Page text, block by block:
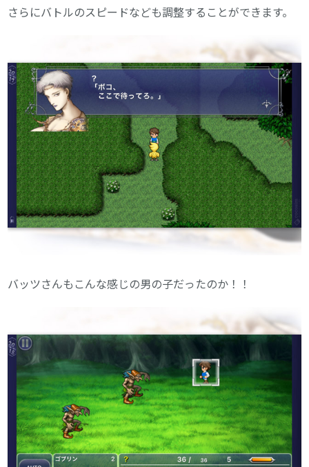
さらにバトルのスピードなども調整することができます。
バッツさんもこんな感じの男の子だったのか！！